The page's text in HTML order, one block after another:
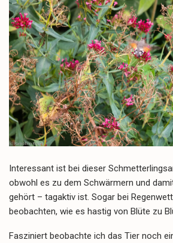
Interessant ist bei dieser
obwohl es zu dem Schwärmern und
gehört – tagaktiv ist. Sogar bei
beobachten, wie es hastig von Blüte zu
Fasziniert beobachte ich das Tier noch